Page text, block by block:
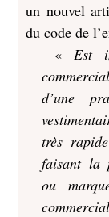
un nouvel
du code de
«Est
d’une
très
faisant la
ou